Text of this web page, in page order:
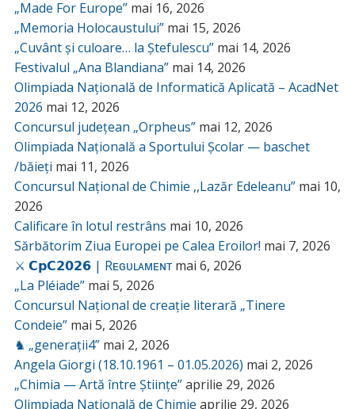
„Made For Europe” mai 16, 2026
„Memoria Holocaustului” mai 15, 2026
„Cuvânt și culoare… la Ștefulescu” mai 14, 2026
Festivalul „Ana Blandiana” mai 14, 2026
Olimpiada Națională de Informatică Aplicată – AcadNet
2026 mai 12, 2026
Concursul județean „Orpheus” mai 12, 2026
Olimpiada Națională a Sportului Școlar — baschet
/băieți mai 11, 2026
Concursul Național de Chimie ,,Lazăr Edeleanu” mai 10,
2026
Calificare în lotul restrâns mai 10, 2026
Sărbătorim Ziua Europei pe Calea Eroilor! mai 7, 2026
⚔️ 𝗖𝗽𝗖𝟮𝟬𝟮𝟲 | Rᴇɢᴜʟᴀᴍᴇɴᴛ mai 6, 2026
„La Pléiade” mai 5, 2026
Concursul Național de creație literară „Tinere
Condeie” mai 5, 2026
♞ „generații4” mai 2, 2026
Angela Giorgi (18.10.1961 – 01.05.2026) mai 2, 2026
„Chimia — Artă între Științe”aprilie 29, 2026
Olimpiada Națională de Chimie aprilie 29, 2026